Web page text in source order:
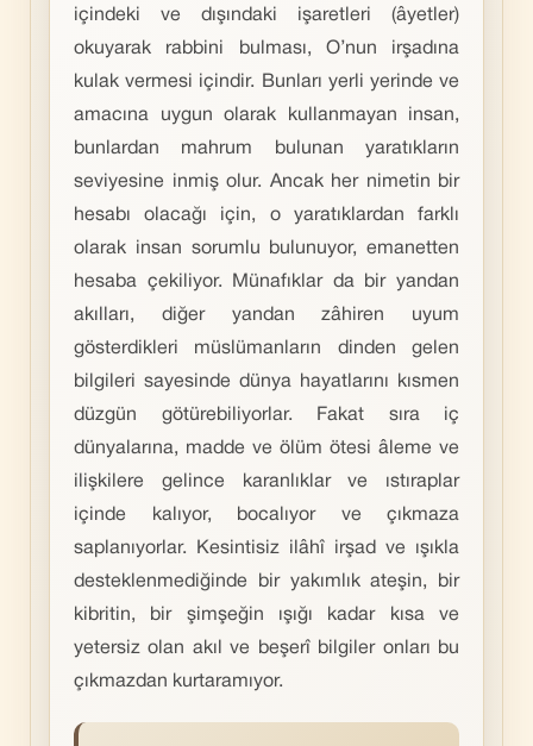
içindeki ve dışındaki işaretleri (âyetler)
okuyarak rabbini bulması, O’nun irşadına
kulak vermesi içindir. Bunları yerli yerinde ve
amacına uygun olarak kullanmayan insan,
bunlardan mahrum bulunan yaratıkların
seviyesine inmiş olur. Ancak her nimetin bir
hesabı olacağı için, o yaratıklardan farklı
olarak insan sorumlu bulunuyor, emanetten
hesaba çekiliyor. Münafıklar da bir yandan
akılları, diğer yandan zâhiren uyum
gösterdikleri müslümanların dinden gelen
bilgileri sayesinde dünya hayatlarını kısmen
düzgün götürebiliyorlar. Fakat sıra iç
dünyalarına, madde ve ölüm ötesi âleme ve
ilişkilere gelince karanlıklar ve ıstıraplar
içinde kalıyor, bocalıyor ve çıkmaza
saplanıyorlar. Kesintisiz ilâhî irşad ve ışıkla
desteklenmediğinde bir yakımlık ateşin, bir
kibritin, bir şimşeğin ışığı kadar kısa ve
yetersiz olan akıl ve beşerî bilgiler onları bu
çıkmazdan kurtaramıyor.